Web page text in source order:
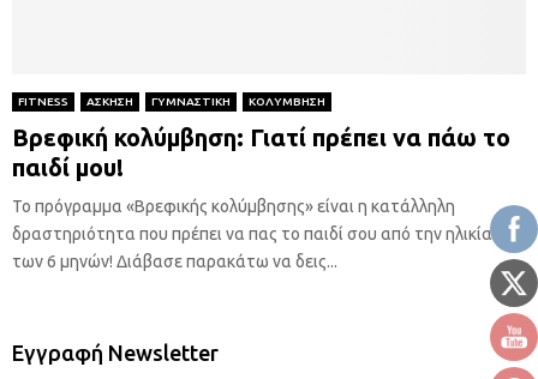
FITNESS ΑΣΚΗΣΗ ΓΥΜΝΑΣΤΙΚΗ ΚΟΛΥΜΒΗΣΗ
Βρεφική κολύμβηση: Γιατί πρέπει να πάω το
παιδί μου!
Το πρόγραμμα «Βρεφικής κολύμβησης» είναι η κατάλληλη
δραστηριότητα που πρέπει να πας το παιδί σου από την ηλικία
των 6 μηνών! Διάβασε παρακάτω να δεις...
Εγγραφή Newsletter